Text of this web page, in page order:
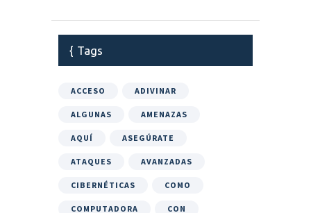
Tags
ACCESO ADIVINAR
ALGUNAS AMENAZAS
AQUÍ ASEGÚRATE
ATAQUES AVANZADAS
CIBERNÉTICAS COMO
COMPUTADORA CON